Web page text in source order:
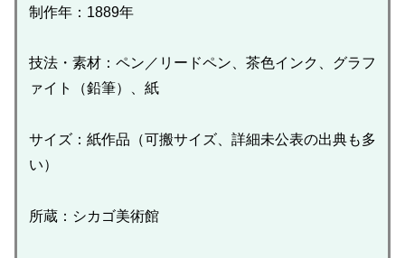
制作年：1889年
技法・素材：ペン／リードペン、茶色インク、グラフ
ァイト（鉛筆）、紙
サイズ：紙作品（可搬サイズ、詳細未公表の出典も多
い）
所蔵：シカゴ美術館